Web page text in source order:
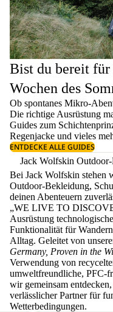
Bist du bereit für
Wochen des
Ob spontanes Mikro-
Die richtige Ausrüstung
Guides zum
Regenjacke und vieles
ENTDECKE ALLE GUIDES
Jack Wolfskin
Bei Jack Wolfskin stehen
Outdoor-Bekleidung,
deinen Abenteuern
„WE LIVE TO
Ausrüstung
Funktionalität für
Alltag. Geleitet von
Germany, Proven in the
Verwendung von
umweltfreundliche, PFC-
wir gemeinsam
verlässlicher Partner für
Wetterbedingungen.